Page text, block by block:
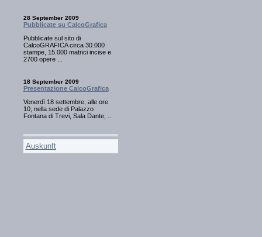
28 September 2009
Pubblicate su CalcoGrafica
Pubblicate sul sito di
CalcoGRAFICA circa 30.000
stampe, 15.000 matrici incise e
2700 opere ...
18 September 2009
Presentazione CalcoGrafica
Venerdì 18 settembre, alle ore
10, nella sede di Palazzo
Fontana di Trevi, Sala Dante, ...
Auskunft